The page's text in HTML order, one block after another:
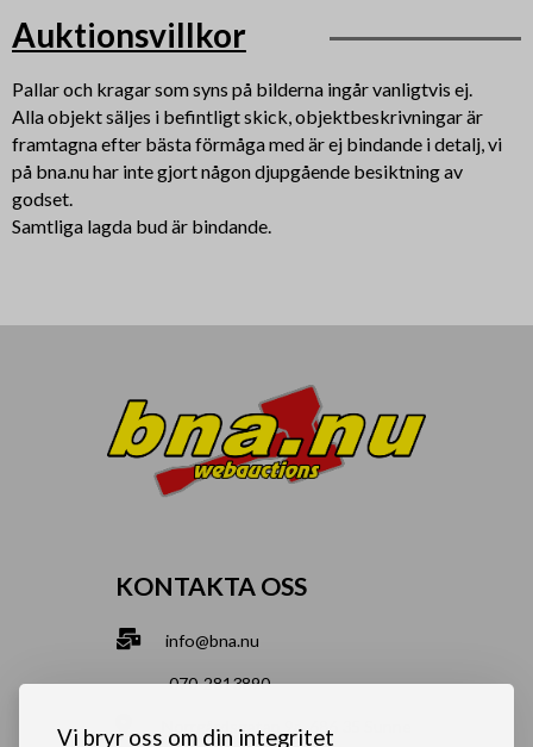
Vi bryr oss om din integritet
Auktionsvillkor
Pallar och kragar som syns på bilderna ingår vanligtvis ej.
Alla objekt säljes i befintligt skick, objektbeskrivningar är
framtagna efter bästa förmåga med är ej bindande i detalj, vi
på bna.nu har inte gjort någon djupgående besiktning av
godset.
Samtliga lagda bud är bindande.
KONTAKTA OSS
info@bna.nu
070-2813890
Norrgårdsgatan 9a, 686 35 Sunne